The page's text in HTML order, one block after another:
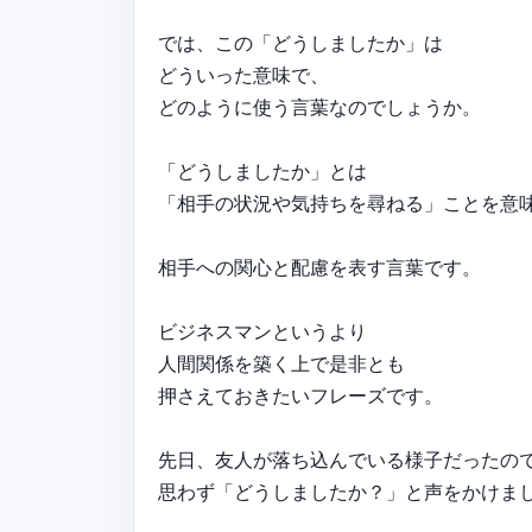
では、この「どうしましたか」は
どういった意味で、
どのように使う言葉なのでしょうか。
「どうしましたか」とは
「相手の状況や気持ちを尋ねる」ことを意
相手への関心と配慮を表す言葉です。
ビジネスマンというより
人間関係を築く上で是非とも
押さえておきたいフレーズです。
先日、友人が落ち込んでいる様子だったので
思わず「どうしましたか？」と声をかけまし